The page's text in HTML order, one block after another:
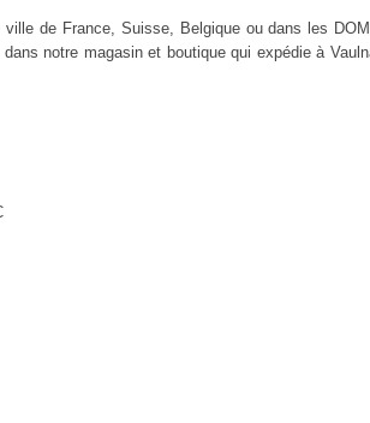
de France, Suisse, Belgique ou dans les
notre magasin et boutique qui expédie à